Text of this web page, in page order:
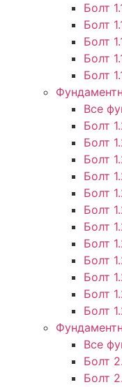
Болт
Болт
Болт
Болт
Болт
Все
Болт
Болт
Болт
Болт
Болт
Болт
Болт
Болт
Болт
Болт
Болт
Болт
Все
Болт
Болт